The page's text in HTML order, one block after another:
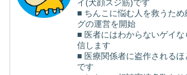
イ(犬顔スジ筋)です
■ ちんこに悩む人を救うため
グの運営を開始
■ 医者にはわからないゲイ
信します
■ 医療関係者に盗作される
です